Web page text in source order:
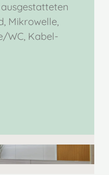
Mikrowelle,
WC, Kabel-